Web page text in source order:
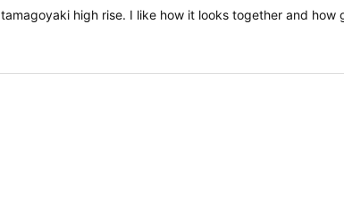
high rise. I like how it looks together and how